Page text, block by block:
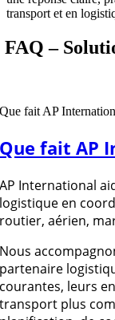
transport et en
FAQ –
Que fait AP
Que fait AP
AP International
logistique en
routier, aérien,
Nous
partenaire
courantes, leurs
transport plus